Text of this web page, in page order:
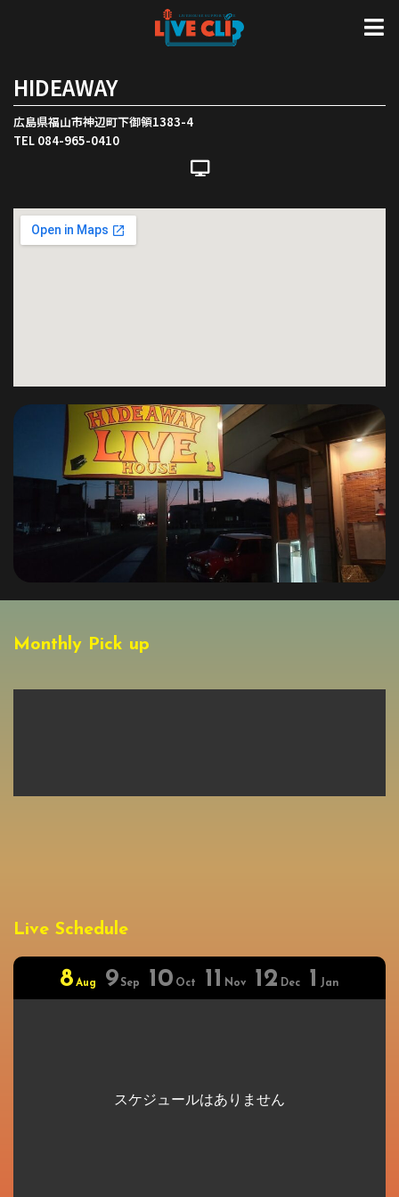
HIDEAWAY
広島県福山市神辺町下御領1383-4
TEL 084-965-0410
Monthly Pick up
Live Schedule
8 Aug 9 Sep 10 Oct 11 Nov 12 Dec 1 Jan
スケジュールはありません